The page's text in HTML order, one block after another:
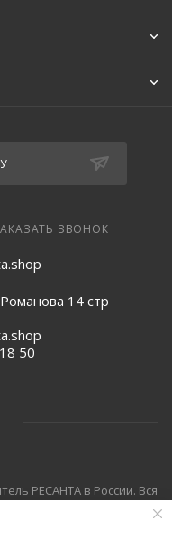
ЗВОНОК
14 стр
50
РЕСАНТА в России. Вся
положениями